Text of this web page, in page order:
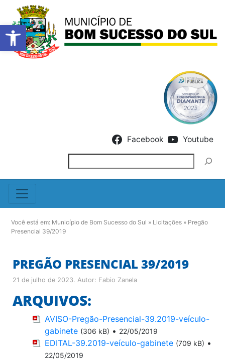
Barra de Ferramentas
Facebook Youtube
Você está em: Município de Bom Sucesso do Sul » Licitações » Pregão
Presencial 39/2019
PREGÃO PRESENCIAL 39/2019
21 de julho de 2023. Autor: Fabio Zanela
ARQUIVOS:
AVISO-Pregão-Presencial-39.2019-veículo-
gabinete (306 kB) • 22/05/2019
EDITAL-39.2019-veículo-gabinete (709 kB) •
22/05/2019